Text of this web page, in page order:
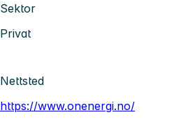
Sektor
Privat
Nettsted
https://www.onenergi.no/